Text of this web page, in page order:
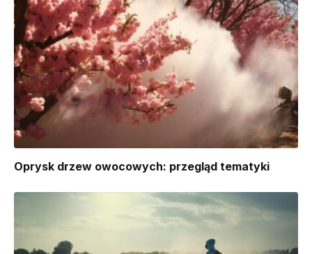
Oprysk drzew owocowych: przegląd tematyki